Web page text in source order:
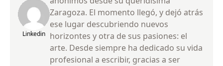
Linkedin
Zaragoza. El momento llegó, y dejó atrás
ese lugar descubriendo nuevos
horizontes y otra de sus pasiones: el
arte. Desde siempre ha dedicado su vida
profesional a escribir, gracias a ser